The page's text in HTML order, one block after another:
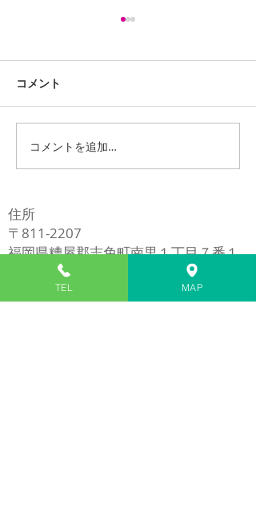
iPhone13ProMaxスピー
カー交換修理
コメント
コメントを追加…
住所
〒811-2207
福岡県糟屋郡志免町南里１丁目７番１
​※イオンモール福岡の近く
TEL MAP